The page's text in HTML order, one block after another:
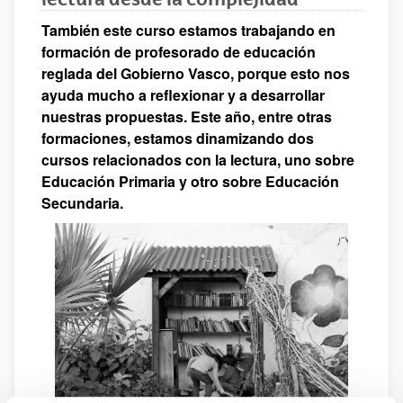
También este curso estamos trabajando en
formación de profesorado de educación
reglada del Gobierno Vasco, porque esto nos
ayuda mucho a reflexionar y a desarrollar
nuestras propuestas. Este año, entre otras
formaciones, estamos dinamizando dos
cursos relacionados con la lectura, uno sobre
Educación Primaria y otro sobre Educación
Secundaria.